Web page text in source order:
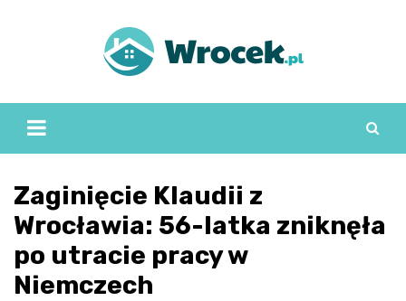
Zaginięcie Klaudii z
Wrocławia: 56-latka zniknęła
po utracie pracy w
Niemczech